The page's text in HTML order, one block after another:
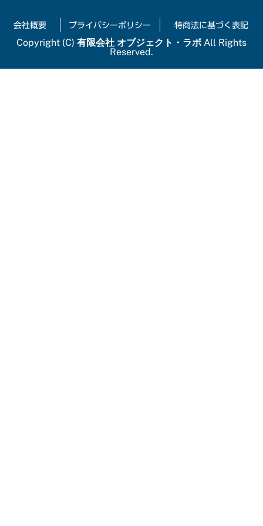
content
会社概要 プライバシーポリシー 特商法に基づく表記
Copyright (C) 有限会社 オブジェクト・ラボ All Rights
Reserved.